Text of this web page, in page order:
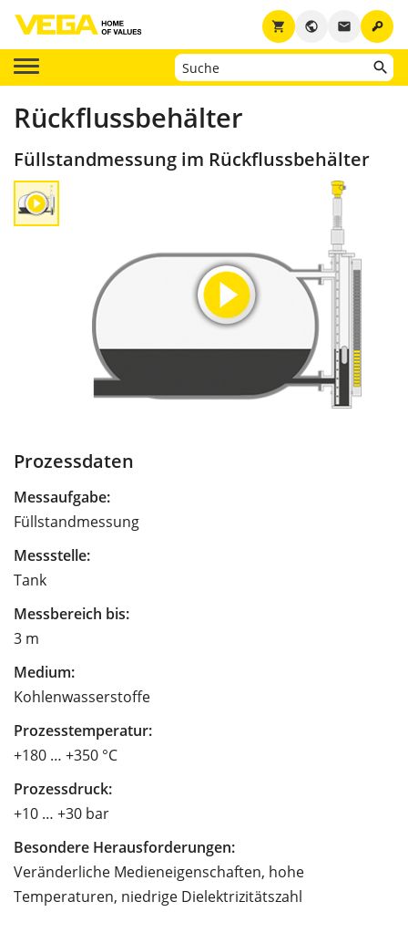
key
email
public
shopping_cart
Rückflussbehälter
Füllstandmessung im Rückflussbehälter
Prozessdaten
Messaufgabe:
Füllstandmessung
Messstelle:
Tank
Messbereich bis:
3 m
Medium:
Kohlenwasserstoffe
Prozesstemperatur:
+180 … +350 °C
Prozessdruck:
+10 … +30 bar
Besondere Herausforderungen:
Veränderliche Medieneigenschaften, hohe
Temperaturen, niedrige Dielektrizitätszahl